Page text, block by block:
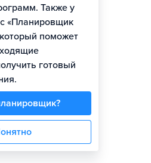
Также у
«Планировщик
поможет
готовый